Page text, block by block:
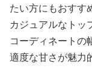
たい方にもおすす
カジュアルなトッ
コーディネートの
適度な甘さが魅力